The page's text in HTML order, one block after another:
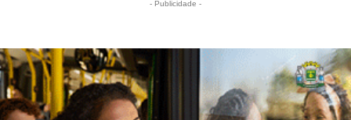
- Publicidade -